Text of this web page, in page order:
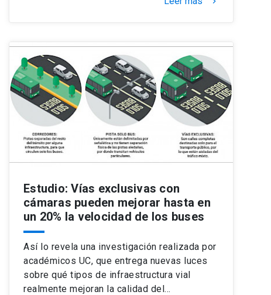
Estudio: Vías exclusivas con
cámaras pueden mejorar hasta en
un 20% la velocidad de los buses
Así lo revela una investigación realizada por
académicos UC, que entrega nuevas luces
sobre qué tipos de infraestructura vial
realmente mejoran la calidad del…